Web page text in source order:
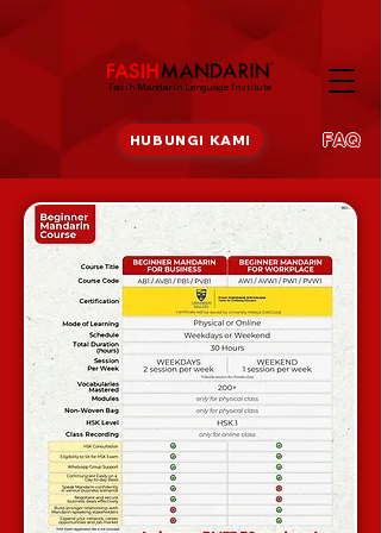
Fasih Mandarin Language Institute
FAQ
HUBUNGI KAMI